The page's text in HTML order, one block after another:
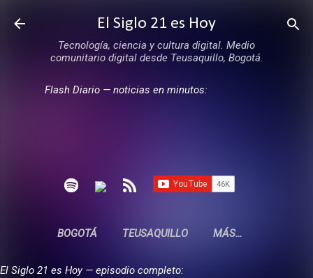
Ir al contenido principal
El Siglo 21 es Hoy
Tecnología, ciencia y cultura digital. Medio
comunitario digital desde Teusaquillo, Bogotá.
Flash Diario — noticias en minutos:
BOGOTÁ TEUSAQUILLO MÁS…
El Siglo 21 es Hoy — episodio completo: